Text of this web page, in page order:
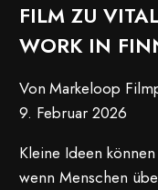
FILM ZU
WORK IN
Von Markeloop
9. Februar 2026
Kleine Ideen
wenn Menschen